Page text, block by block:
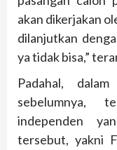
akan dikerjakan
dilanjutkan
ya tidak bisa,”
Padahal,
sebelumnya,
independen
tersebut, yakni